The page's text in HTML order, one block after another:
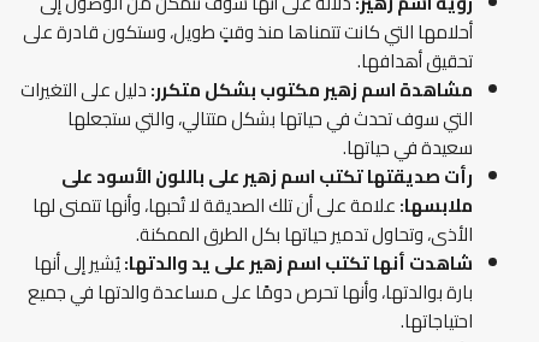
أحلامها التي كانت تتمناها منذ وقتٍ طويل، وستكون قادرة على
تحقيق أهدافها.
مشاهدة اسم زهير مكتوب بشكل متكرر:دليل على التغيرات
التي سوف تحدث في حياتها بشكل متتالي، والتي ستجعلها
سعيدة في حياتها.
رأت صديقتها تكتب اسم زهير على باللون الأسود على
ملابسها:علامة على أن تلك الصديقة لا تُحبها، وأنها تتمنى لها
الأذى، وتحاول تدمير حياتها بكل الطرق الممكنة.
شاهدت أنها تكتب اسم زهير على يد والدتها:يُشير إلى أنها
بارة بوالدتها، وأنها تحرص دومًا على مساعدة والدتها في جميع
احتياجاتها.